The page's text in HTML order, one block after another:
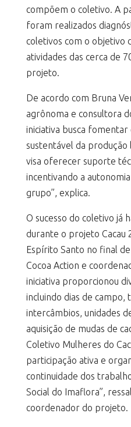
compõem o coletivo. A
foram realizados
coletivos com o objetivo
atividades das cerca de
projeto.
De acordo com Bruna
agrônoma e consultora
iniciativa busca fomentar
sustentável da produção
visa oferecer suporte
incentivando a
grupo”, explica.
O sucesso do coletivo já
durante o projeto Cacau
Espírito Santo no final
Cocoa Action e
iniciativa proporcionou
incluindo dias de campo,
intercâmbios, unidades
aquisição de mudas de
Coletivo Mulheres do
participação ativa e
continuidade dos
Social do Imaflora”,
coordenador do projeto.